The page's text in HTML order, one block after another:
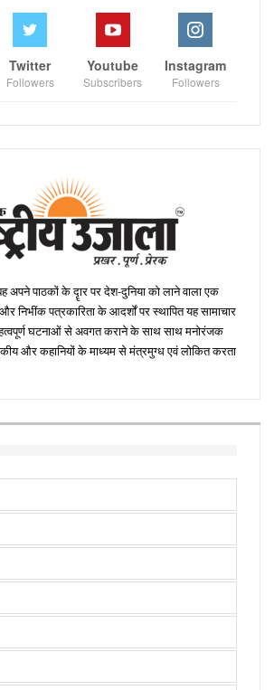
Twitter
Followers
Youtube
Subscribers
Instagram
Followers
अपने पाठकों के दॄार पर देश-दुनिया को लाने वाला एक
निभींक पत्रकारिता के आदर्शों पर स्थापित यह सामाचार
घटनाओं से अवगत कराने के साथ साथ मनोरंजक
और कहानियों के माध्यम से मंत्रमुग्ध एवं लोकित करता